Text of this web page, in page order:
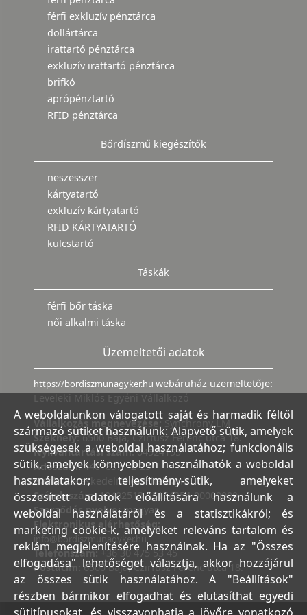
férfi exkluzív pénztárca
dollártárca
irattartó pénztárca
exkluzív irattartó pénztárca
brifkó
aprópénztartó
RFID pénztárca
Bőrdíszmű kiegészítők
neszesszer
kártyatartó
exkluzív kártyatartó
RFID KÁRTYATARTÓ
kulcstartó
Táskák
férfi bőr táska
női alkalmi táska
Üzemeltetői adatok
https://bordiszmunagyker.hu webáruház üzemeltetője:
Leveleki Miklós Egyéni Vállalkozó
Vállalkozás megnevezése: Synchrony LM
Székhely:6500 Baja, Czirfusz Ferenc utca 18.
Nyilvántartási szám:04524155
Adószám:44018371-2-23
Bank:Kereskedelmi és Hitelbank
Számlaszám:10402513-25154254-00000000
Szerződés nyelve:magyar
Elektronikus elérhetőség:
info@bordiszmunagyker.hu
Telefonszám: +36 30 475 53 45
Postacím:6500 Baja, Czirfusz Ferenc utca 18.
A weboldalunkon válogatott saját és harmadik féltől
származó sütiket használunk: Alapvető sütik, amelyek
szükségesek a weboldal használatához; funkcionális
sütik, amelyek könnyebben használhatók a weboldal
használatakor; teljesítmény-sütik, amelyeket
összesített adatok előállítására használunk a
weboldal használatáról és a statisztikákról; és
marketing cookie-k, amelyeket releváns tartalom és
reklám megjelenítésére használnak. Ha az "Összes
elfogadása" lehetőséget választja, akkor hozzájárul
az összes sütik használatához. A "Beállítások"
részben bármikor elfogadhat és elutasíthat egyedi